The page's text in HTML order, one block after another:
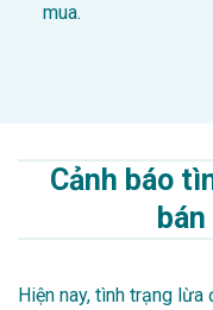
mua.
Cảnh báo
Hiện nay, tình trạng